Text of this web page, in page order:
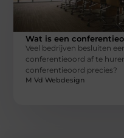
Wat is een
Veel bedrijven besluiten
conferentieoord af te
conferentieoord precies?
M Vd Webdesign